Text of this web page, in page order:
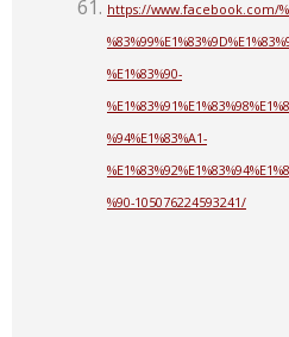
https://www.facebook.com/
%E1%83%90-
%94%E1%83%A1-
%90-105076224593241/